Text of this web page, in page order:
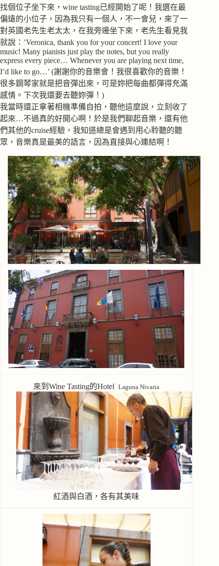
找個位子坐下來，wine tasting已經開始了呢！我選在最
偏遠的小位子，因為我只有一個人，不一會兒，來了一
對英國老先生老太太，在我旁邊坐下來，老先生看見我
就說：’Veronica, thank you for your concert! I love your
music! Many pianists just play the notes, but you really
express every piece… Whenever you are playing next time,
I’d like to go…’ (謝謝你的音樂會！我很喜歡你的音樂！
很多鋼琴家就是把音彈出來，可是妳把每曲都彈得充滿
感情。下次我還要去聽妳彈！)
我當時還正拿著相機準備自拍，聽他這麼說，立刻收了
起來…不過真的好開心啊！於是我們聊起音樂，還有他
們其他的cruise經驗，我知道總是會遇到用心聆聽的聽
眾，音樂真是最美的語言，因為直接與心連結啊！
來到Wine Tasting的HotelLaguna Nivaria
紅酒與白酒，各有其美味